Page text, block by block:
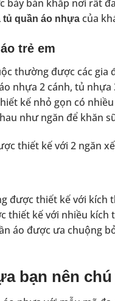
bán khắp nơi rất
tủ quần áo nhựa của
trẻ em
thường được các
nhựa 2 cánh, tủ
kế nhỏ gọn có
như ngăn để khăn
thiết kế với 2 ngăn
được thiết kế với kích
thiết kế với nhiều
áo được ưa chuộng
bạn nên